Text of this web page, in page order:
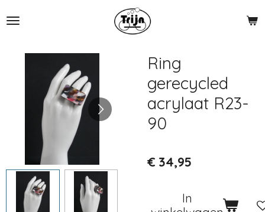
direct
hoofdinhoud
Ring
gerecycled
acrylaat R23-
90
€ 34,95
In